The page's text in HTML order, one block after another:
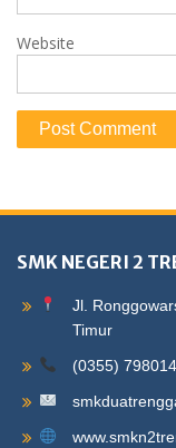
Website
SMK NEGERI 2
Jl.
Timur
(0355)